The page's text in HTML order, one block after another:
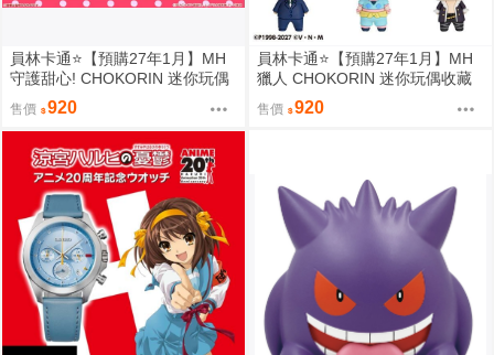
員林卡通⭐️【預購27年1月】MH
守護甜心! CHOKORIN 迷你玩偶
收藏集 第1彈 中盒6入 0813
售價 920
員林卡通⭐️【預購27年1月】MH
獵人 CHOKORIN 迷你玩偶收藏
集 第1彈 中盒6入 0813
售價 920